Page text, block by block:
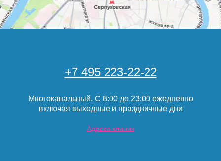
+7 495 223-22-22
Многоканальный. С 8:00 до 23:00 ежедневно
включая выходные и праздничные дни
Адреса клиник